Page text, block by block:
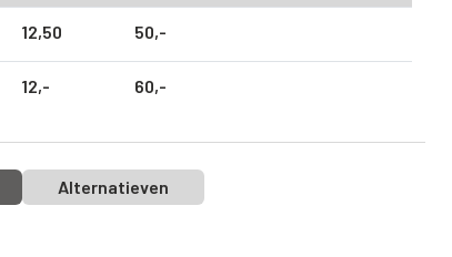
12,50 50,-
12,- 60,-
Alternatieven